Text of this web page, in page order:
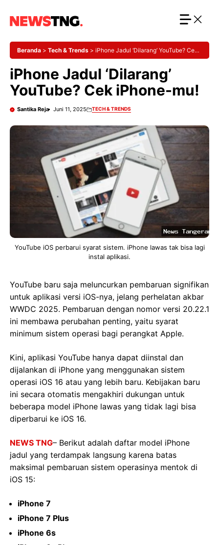
Beranda > Tech & Trends > iPhone Jadul ‘Dilarang’ YouTube? Cek
iPhone Jadul ‘Dilarang’
YouTube? Cek iPhone-mu!
Santika Reja Juni 11, 2025 TECH & TRENDS
YouTube iOS perbarui syarat sistem. iPhone lawas tak bisa lagi
instal aplikasi.
YouTube baru saja meluncurkan pembaruan signifikan
untuk aplikasi versi iOS-nya, jelang perhelatan akbar
WWDC 2025. Pembaruan dengan nomor versi 20.22.1
ini membawa perubahan penting, yaitu syarat
minimum sistem operasi bagi perangkat Apple.
Kini, aplikasi YouTube hanya dapat diinstal dan
dijalankan di iPhone yang menggunakan sistem
operasi iOS 16 atau yang lebih baru. Kebijakan baru
ini secara otomatis mengakhiri dukungan untuk
beberapa model iPhone lawas yang tidak lagi bisa
diperbarui ke iOS 16.
NEWS TNG– Berikut adalah daftar model iPhone
jadul yang terdampak langsung karena batas
maksimal pembaruan sistem operasinya mentok di
iOS 15:
iPhone 7
iPhone 7 Plus
iPhone 6s